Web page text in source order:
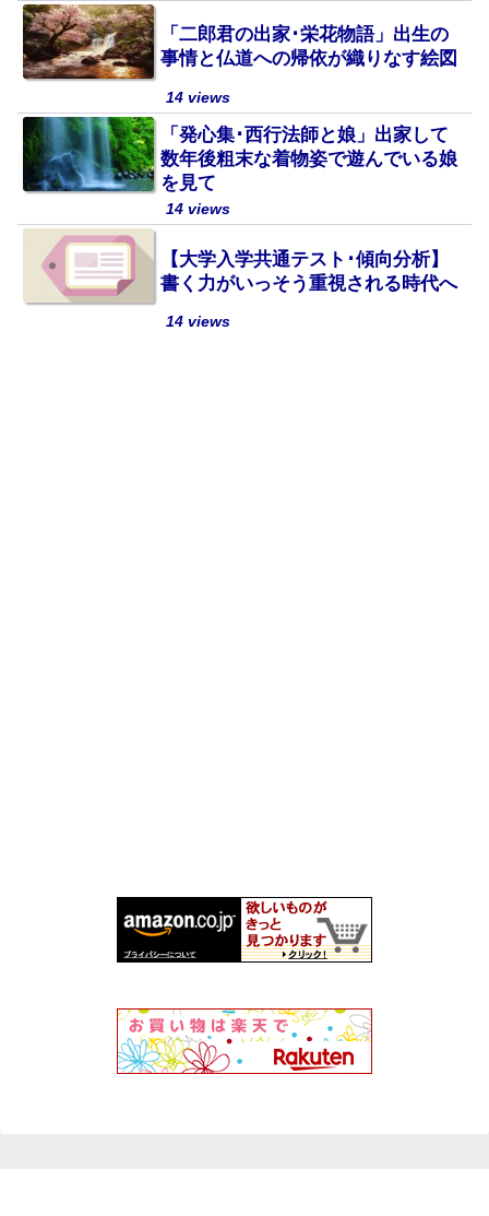
「二郎君の出家･栄花物語」出生の
事情と仏道への帰依が織りなす絵図
14 views
「発心集･西行法師と娘」出家して
数年後粗末な着物姿で遊んでいる娘
を見て
14 views
【大学入学共通テスト･傾向分析】
書く力がいっそう重視される時代へ
14 views